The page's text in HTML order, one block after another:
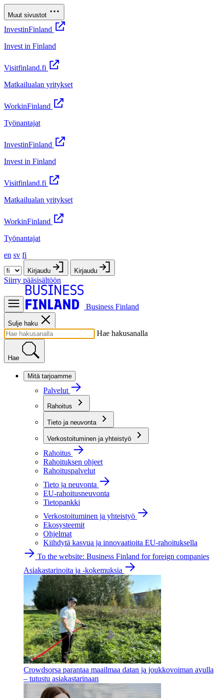
Muut sivustot
InvestinFinland
Invest in Finland
Visitfinland.fi
Matkailualan yritykset
WorkinFinland
Työnantajat
InvestinFinland
Invest in Finland
Visitfinland.fi
Matkailualan yritykset
WorkinFinland
Työnantajat
en sv fi
Kirjaudu Kirjaudu
Siirry pääsisältöön
Business Finland
Sulje haku
Hae hakusanalla
Hae
Mitä tarjoamme
Palvelut
Rahoitus
Tieto ja neuvonta
Verkostoituminen ja yhteistyö
Rahoitus
Rahoituksen ohjeet
Rahoituspalvelut
Tieto ja neuvonta
EU-rahoitusneuvonta
Tietopankki
Verkostoituminen ja yhteistyö
Ekosysteemit
Ohjelmat
Kiihdytä kasvua ja innovaatioita EU-rahoituksella
To the website: Business Finland for foreign companies
Asiakastarinoita ja -kokemuksia
Crowdsorsa parantaa maailmaa datan ja joukkovoiman avulla
– tutustu asiakastarinaan